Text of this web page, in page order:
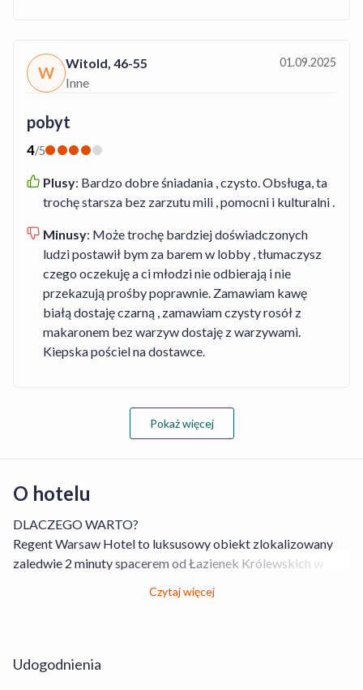
W
Witold 46-55
Inne
pobyt
4/5
Plusy: Bardzo dobre śniadania , czysto. Obsługa, ta
trochę starsza bez zarzutu mili , pomocni i kulturalni .
Minusy: Może trochę bardziej doświadczonych
ludzi postawił bym za barem w lobby , tłumaczysz
czego oczekuję a ci młodzi nie odbierają i nie
przekazują prośby poprawnie. Zamawiam kawę
białą dostaję czarną , zamawiam czysty rosół z
makaronem bez warzyw dostaję z warzywami.
Kiepska pościel na dostawce.
01.09.2025
Pokaż więcej
O hotelu
DLACZEGO WARTO?
Regent Warsaw Hotel to luksusowy obiekt zlokalizowany
zaledwie 2 minuty spacerem od Łazienek Królewskich w
i centrum miasta. Lokalizacja wprost idealna na zwiedzanie
włosów, zestawem kosmetyków, telewizorem oraz Wi-Fi.
Czytaj więcej
Udogodnienia